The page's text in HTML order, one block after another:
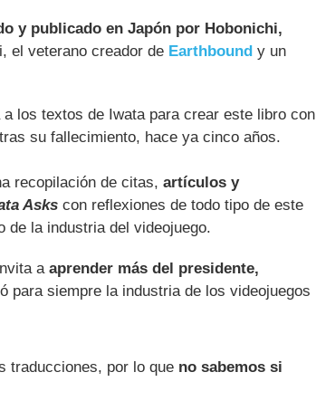
y publicado en Japón por Hobonichi,
el veterano creador de Earthbound y un
los textos de Iwata para crear este libro con
su fallecimiento, hace ya cinco años.
recopilación de citas, artículos y
Asks con reflexiones de todo tipo de este
de la industria del videojuego.
a aprender más del presidente,
para siempre la industria de los videojuegos
traducciones, por lo que no sabemos si